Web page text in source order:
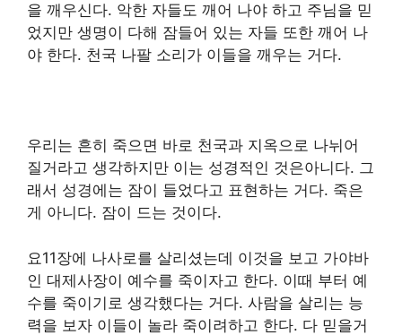
을 깨우신다. 악한 자들도 깨어 나야 하고 주님을 믿
었지만 생명이 다해 잠들어 있는 자들 또한 깨어 나
야 한다. 천국 나팔 소리가 이들을 깨우는 거다.
우리는 흔히 죽으면 바로 천국과 지옥으로 나뉘어
질거라고 생각하지만 이는 성경적인 것은아니다. 그
래서 성경에는 잠이 들었다고 표현하는 거다. 죽은
게 아니다. 잠이 드는 것이다.
요11장에 나사로를 살리셨는데 이것을 보고 가야바
인 대제사장이 예수를 죽이자고 한다. 이때 부터 예
수를 죽이기로 생각했다는 거다. 사람을 살리는 능
력을 보자 이들이 놀라 죽이려하고 한다. 다 믿을거